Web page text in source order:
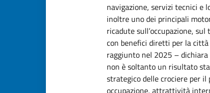
navigazione, servizi tecnici e
inoltre uno dei principali
ricadute sull’occupazione,
con benefici diretti per la
raggiunto nel 2025 – dichiara
non è soltanto un risultato
strategico delle crociere per